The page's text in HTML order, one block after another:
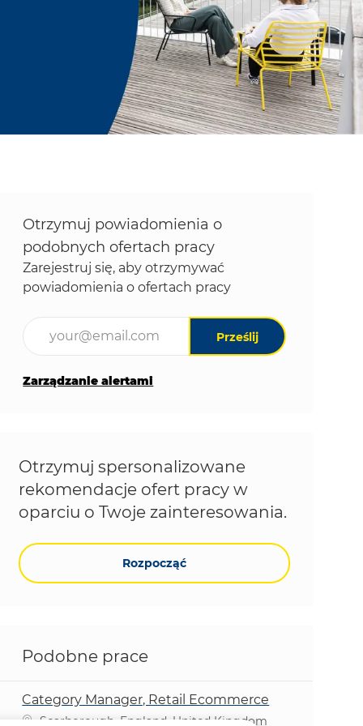
Otrzymuj powiadomienia o
podobnych ofertach pracy
Zarejestruj się, aby otrzymywać
powiadomienia o ofertach pracy
Prześlij
Zarządzanie alertami
Otrzymuj spersonalizowane
rekomendacje ofert pracy w
oparciu o Twoje zainteresowania.
Rozpocząć
Podobne prace
Category Manager, Retail Ecommerce
Lokalizacja
Scarborough, England, United Kingdom